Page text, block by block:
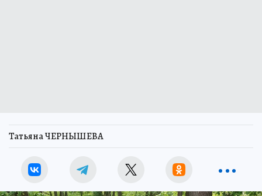
Татьяна ЧЕРНЫШЕВА